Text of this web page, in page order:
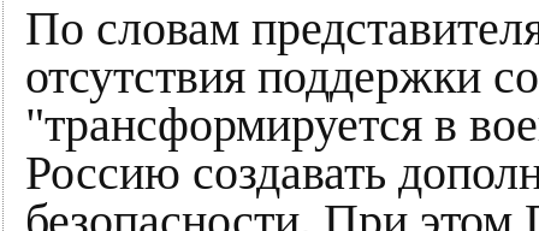
По словам
отсутствия поддержки
"трансформируется в
Россию создавать